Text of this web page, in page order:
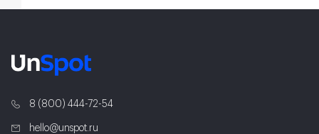
8 (800) 444-72-54
hello@unspot.ru